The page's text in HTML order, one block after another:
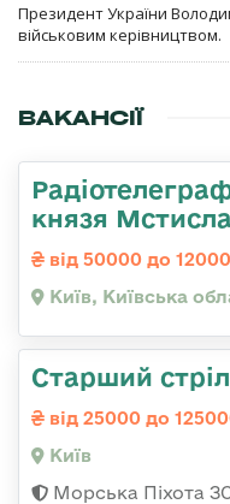
Президент України
військовим керівництвом.
ВАКАНСІЇ
князя
від 50000 до
Київ, Київська
Стаpший
від 25000 до
Київ
Морська Піхота